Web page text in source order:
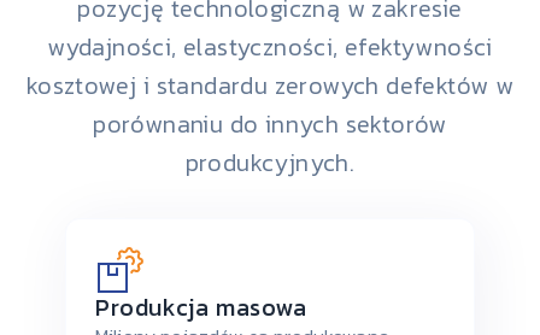
pozycję technologiczną w zakresie
wydajności, elastyczności, efektywności
kosztowej i standardu zerowych defektów w
porównaniu do innych sektorów
produkcyjnych.
Produkcja masowa